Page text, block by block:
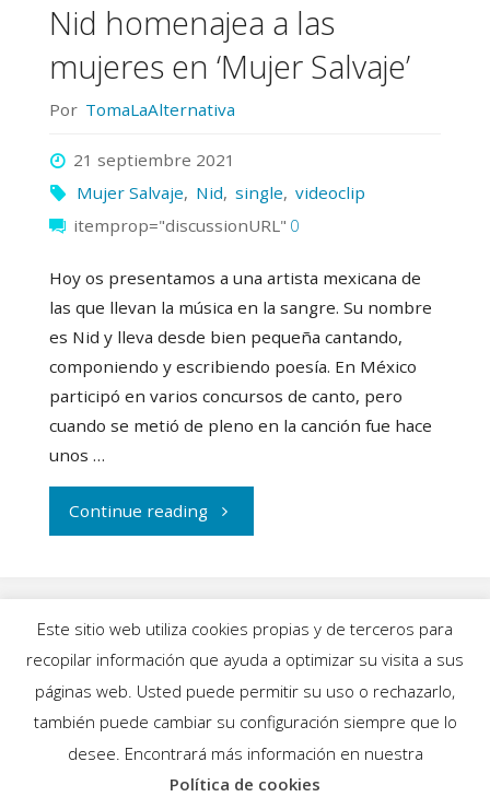
Nid homenajea a las
mujeres en ‘Mujer Salvaje’
Por TomaLaAlternativa
21 septiembre 2021
Mujer Salvaje, Nid, single, videoclip
itemprop="discussionURL" 0
Hoy os presentamos a una artista mexicana de
las que llevan la música en la sangre. Su nombre
es Nid y lleva desde bien pequeña cantando,
componiendo y escribiendo poesía. En México
participó en varios concursos de canto, pero
cuando se metió de pleno en la canción fue hace
unos …
Continue reading"Nid
las
mujeres
en
Este sitio web utiliza cookies propias y de terceros para
recopilar información que ayuda a optimizar su visita a sus
páginas web. Usted puede permitir su uso o rechazarlo,
también puede cambiar su configuración siempre que lo
desee. Encontrará más información en nuestra
Política de cookies